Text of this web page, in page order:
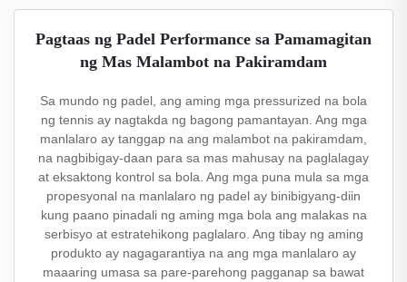
Pagtaas ng Padel Performance sa Pamamagitan
ng Mas Malambot na Pakiramdam
Sa mundo ng padel, ang aming mga pressurized na bola
ng tennis ay nagtakda ng bagong pamantayan. Ang mga
manlalaro ay tanggap na ang malambot na pakiramdam,
na nagbibigay-daan para sa mas mahusay na paglalagay
at eksaktong kontrol sa bola. Ang mga puna mula sa mga
propesyonal na manlalaro ng padel ay binibigyang-diin
kung paano pinadali ng aming mga bola ang malakas na
serbisyo at estratehikong paglalaro. Ang tibay ng aming
produkto ay nagagarantiya na ang mga manlalaro ay
maaaring umasa sa pare-parehong pagganap sa bawat